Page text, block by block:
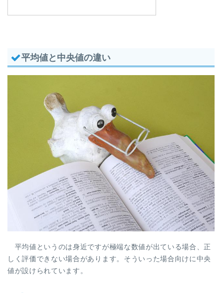
平均値と中央値の違い
平均値というのは身近ですが極端な数値が出ている場合、正
しく評価できない場合があります。そういった場合向けに中央
値が設けられています。